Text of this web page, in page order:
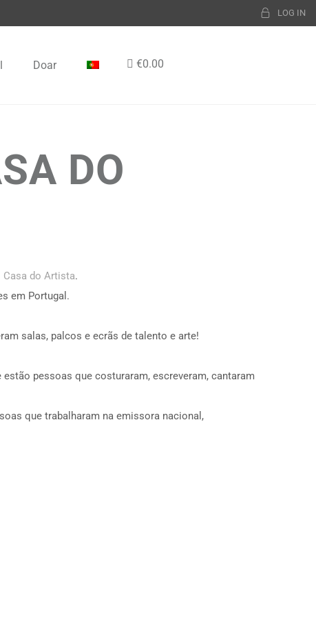
LOG IN
Doar €0.00
DO
do Artista.
em Portugal.
salas, palcos e ecrãs de talento e arte!
estão pessoas que costuraram, escreveram, cantaram
que trabalharam na emissora nacional,